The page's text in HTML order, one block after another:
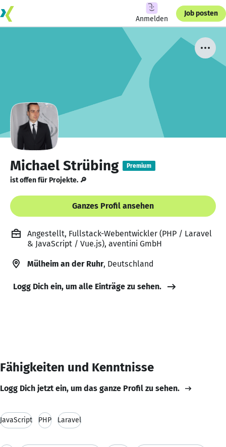
Anmelden
Job posten
Michael Strübing Premium
ist offen für Projekte. 🔎
Ganzes Profil ansehen
Angestellt, Fullstack-Webentwickler (PHP / Laravel
& JavaScript / Vue.js), aventini GmbH
Mülheim an der Ruhr, Deutschland
Logg Dich ein, um alle Einträge zu sehen.
Fähigkeiten und Kenntnisse
Logg Dich jetzt ein, um das ganze Profil zu sehen.
JavaScript PHP Laravel